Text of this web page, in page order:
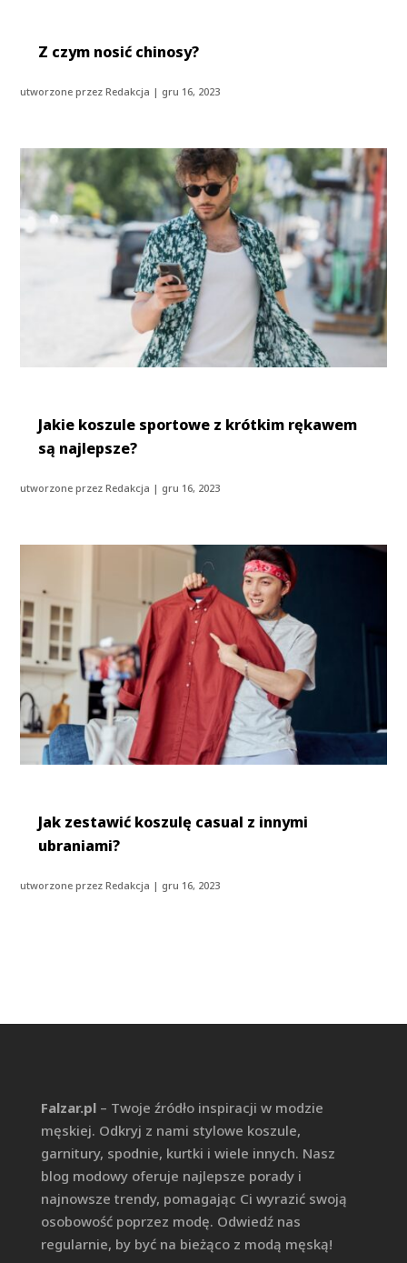
Z czym nosić chinosy?
utworzone przezRedakcja | gru 16, 2023
Jakie koszule sportowe z krótkim rękawem
są najlepsze?
utworzone przezRedakcja | gru 16, 2023
Jak zestawić koszulę casual z innymi
ubraniami?
utworzone przezRedakcja | gru 16, 2023
Falzar.pl– Twoje źródło inspiracji w modzie
męskiej. Odkryj z nami stylowe koszule,
garnitury, spodnie, kurtki i wiele innych. Nasz
blog modowy oferuje najlepsze porady i
najnowsze trendy, pomagając Ci wyrazić swoją
osobowość poprzez modę. Odwiedź nas
regularnie, by być na bieżąco z modą męską!